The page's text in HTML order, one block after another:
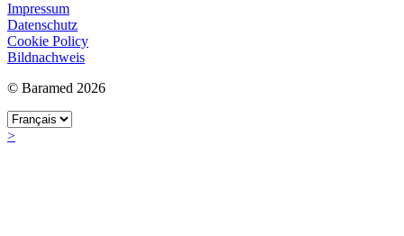
Impressum
Datenschutz
Cookie Policy
Bildnachweis
© Baramed 2026
>